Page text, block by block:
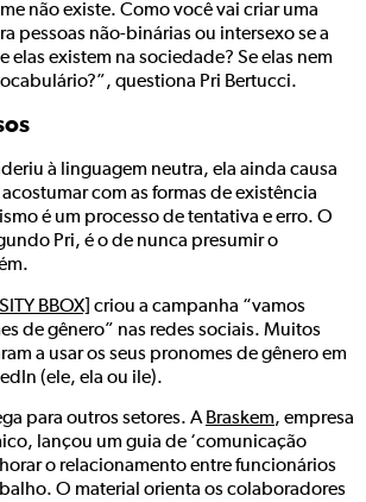
não existe. Como você vai criar uma
pessoas não-binárias ou intersexo se a
elas existem na sociedade? Se elas nem
questiona Pri Bertucci.
à linguagem neutra, ela ainda causa
com as formas de existência
é um processo de tentativa e erro. O
Pri, é o de nunca presumir o
BBOX] criou a campanha “vamos
de gênero” nas redes sociais. Muitos
a usar os seus pronomes de gênero em
(ele, ela ou ile).
para outros setores. ABraskem, empresa
lançou um guia de ‘comunicação
o relacionamento entre funcionários
O material orienta os colaboradores